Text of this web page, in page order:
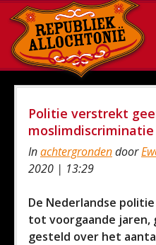
Politie verstrekt
moslimdiscriminatie
Inachtergrondendoor
2020 | 13:29
De Nederlandse
tot voorgaande jaren,
gesteld over het